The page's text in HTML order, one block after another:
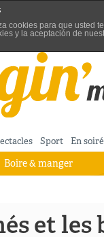
cookies para que usted
y la aceptación de
Sport En
Boire & manger
et les